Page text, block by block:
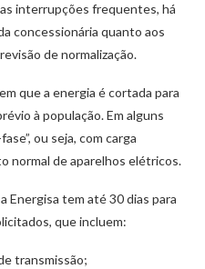
interrupções frequentes, há
concessionária quanto aos
de normalização.
que a energia é cortada para
à população. Em alguns
ou seja, com carga
normal de aparelhos elétricos.
Energisa tem até 30 dias para
que incluem:
transmissão;